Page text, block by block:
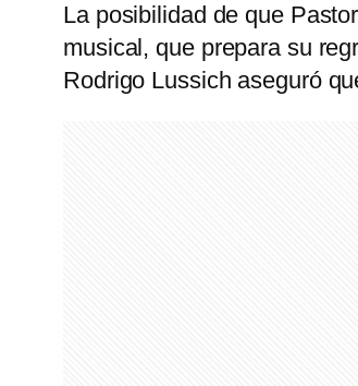
La posibilidad de que
musical, que prepara su
Rodrigo Lussich aseguró